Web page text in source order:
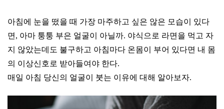
아침에 눈을 떴을 때 가장 마주하고 싶은 않은 모습이 있다
면, 아마 퉁퉁 부은 얼굴이 아닐까. 야식으로 라면을 먹고 자
지 않았는데도 불구하고 아침마다 온몸이 부어 있다면 내 몸
의 이상신호로 받아들여야 한다.
매일 아침 당신의 얼굴이 붓는 이유에 대해 알아보자.